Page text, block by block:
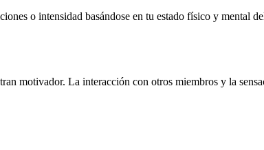
o intensidad basándose en tu estado físico y mental
motivador. La interacción con otros miembros y la